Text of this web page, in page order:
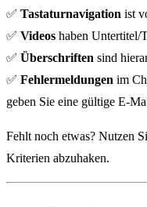
✅ Tastaturnavigation ist
✅ Videos haben Untertitel/
✅ Überschriften sind
✅ Fehlermeldungen im
geben Sie eine gültige E-
Fehlt noch etwas? Nutzen
Kriterien abzuhaken.